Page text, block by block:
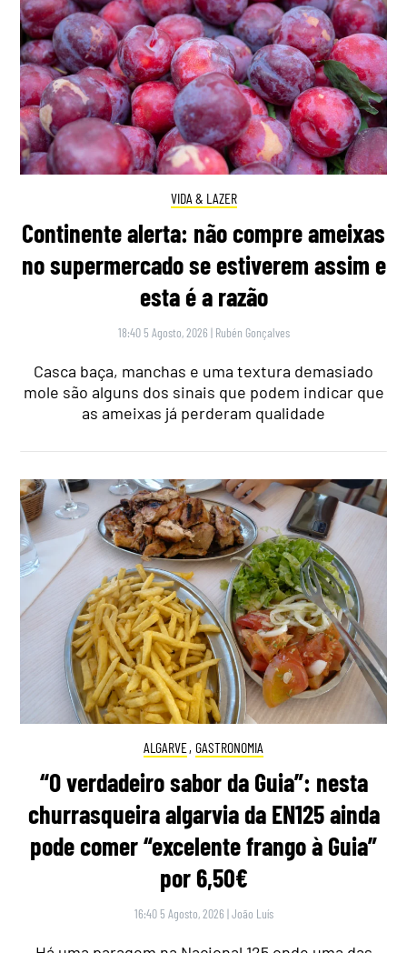
VIDA & LAZER
Continente alerta: não compre ameixas
no supermercado se estiverem assim e
esta é a razão
18:40 5 Agosto, 2026 | Rubén Gonçalves
Casca baça, manchas e uma textura demasiado
mole são alguns dos sinais que podem indicar que
as ameixas já perderam qualidade
ALGARVE, GASTRONOMIA
“O verdadeiro sabor da Guia”: nesta
churrasqueira algarvia da EN125 ainda
pode comer “excelente frango à Guia”
por 6,50€
16:40 5 Agosto, 2026 |João Luís